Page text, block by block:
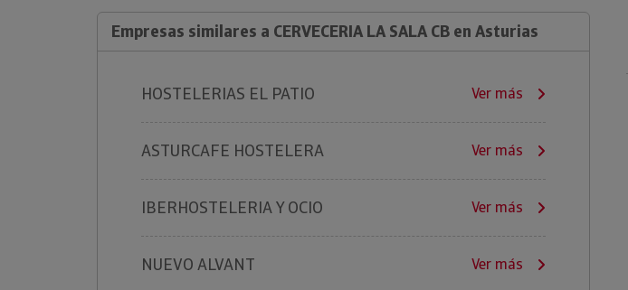
Empresas similares a CERVECERIA LA SALA CB en Asturias
HOSTELERIAS EL PATIO Ver más
ASTURCAFE HOSTELERA Ver más
IBERHOSTELERIA Y OCIO Ver más
NUEVO ALVANT Ver más